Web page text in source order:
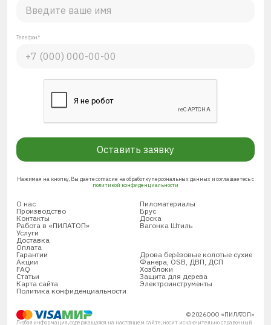
Телефон*
Оставить заявку
Нажимая на кнопку, Вы даете согласие на обработку персональных данных и соглашаетесь с
политикой конфиденциальности
О нас
Производство
Контакты
Работа в «ПИЛАТОП»
Услуги
Доставка
Оплата
Гарантии
Акции
FAQ
Статьи
Карта сайта
Политика конфиденциальности
Пиломатериалы
Брус
Доска
Вагонка Штиль
Дрова берёзовые колотые сухие
Фанера, OSB, ДВП, ДСП
Хозблоки
Защита для дерева
Электроинструменты
© 2026 ООО «ПИЛАТОП»
Любая информация, содержащаяся на настоящем сайте, носит исключительно справочный